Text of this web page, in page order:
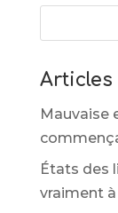
Articles
Mauvaise
États des
vraiment